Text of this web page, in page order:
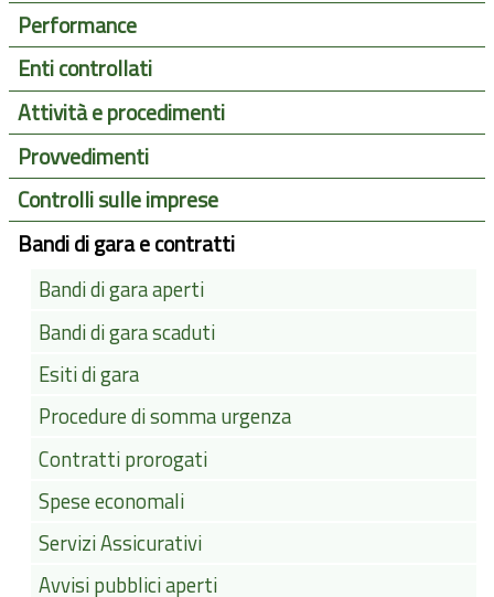
Performance
Enti controllati
Attività e procedimenti
Provvedimenti
Controlli sulle imprese
Bandi di gara e contratti
Bandi di gara aperti
Bandi di gara scaduti
Esiti di gara
Procedure di somma urgenza
Contratti prorogati
Spese economali
Servizi Assicurativi
Avvisi pubblici aperti